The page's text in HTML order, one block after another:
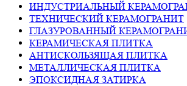
ИНДУСТРИАЛЬНЫЙ
ТЕХНИЧЕСКИЙ КЕРАМОГРАНИТ
ГЛАЗУРОВАННЫЙ
КЕРАМИЧЕСКАЯ ПЛИТКА
АНТИСКОЛЬЗЯЩАЯ ПЛИТКА
МЕТАЛЛИЧЕСКАЯ ПЛИТКА
ЭПОКСИДНАЯ ЗАТИРКА